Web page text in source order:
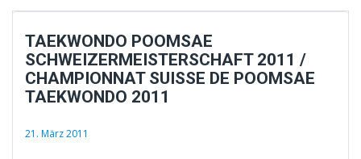
TAEKWONDO POOMSAE
SCHWEIZERMEISTERSCHAFT 2011 /
CHAMPIONNAT SUISSE DE POOMSAE
TAEKWONDO 2011
21. März 2011